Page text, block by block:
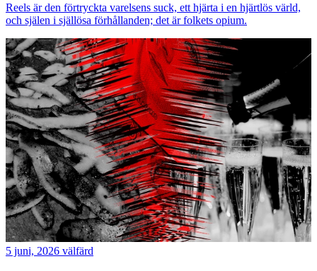
Reels är den förtryckta varelsens suck, ett hjärta i en hjärtlös värld,
och själen i själlösa förhållanden; det är folkets opium.
Bild
5 juni, 2026 välfärd